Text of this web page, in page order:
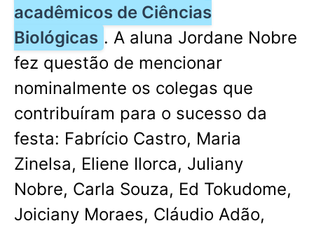
acadêmicos de Ciências
Biológicas . A aluna Jordane Nobre
fez questão de mencionar
nominalmente os colegas que
contribuíram para o sucesso da
festa: Fabrício Castro, Maria
Zinelsa, Eliene Ilorca, Juliany
Nobre, Carla Souza, Ed Tokudome,
Joiciany Moraes, Cláudio Adão,